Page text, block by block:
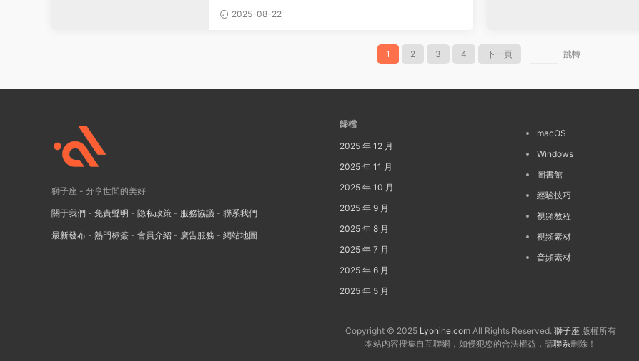
2025-08-22
1 2 3 4 下一頁 跳轉
獅子座 - 分享世間的美好
關于我們 - 免責聲明 - 隐私政策 - 服務協議 - 聯系我們
最新發布 - 熱門标簽 - 會員介紹 - 廣告服務 - 網站地圖
歸檔
2025 年 12 月
2025 年 11 月
2025 年 10 月
2025 年 9 月
2025 年 8 月
2025 年 7 月
2025 年 6 月
2025 年 5 月
macOS
Windows
圖書館
經驗技巧
視頻教程
視頻素材
音頻素材
Copyright © 2025 Lyonine.comAll Rights Reserved. 獅子座版權所有
本站内容搜集自互聯網，如侵犯您的合法權益，請聯系删除！